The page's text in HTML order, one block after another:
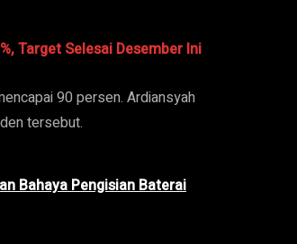
Target Selesai Desember Ini
90 persen. Ardiansyah
tersebut.
Bahaya Pengisian Baterai